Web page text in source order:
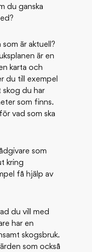
du ganska
är aktuell?
är en
karta och
du till exempel
skog du har
som finns.
vad som ska
som
kring
få hjälp av
du vill med
har en
skogsbruk.
som också